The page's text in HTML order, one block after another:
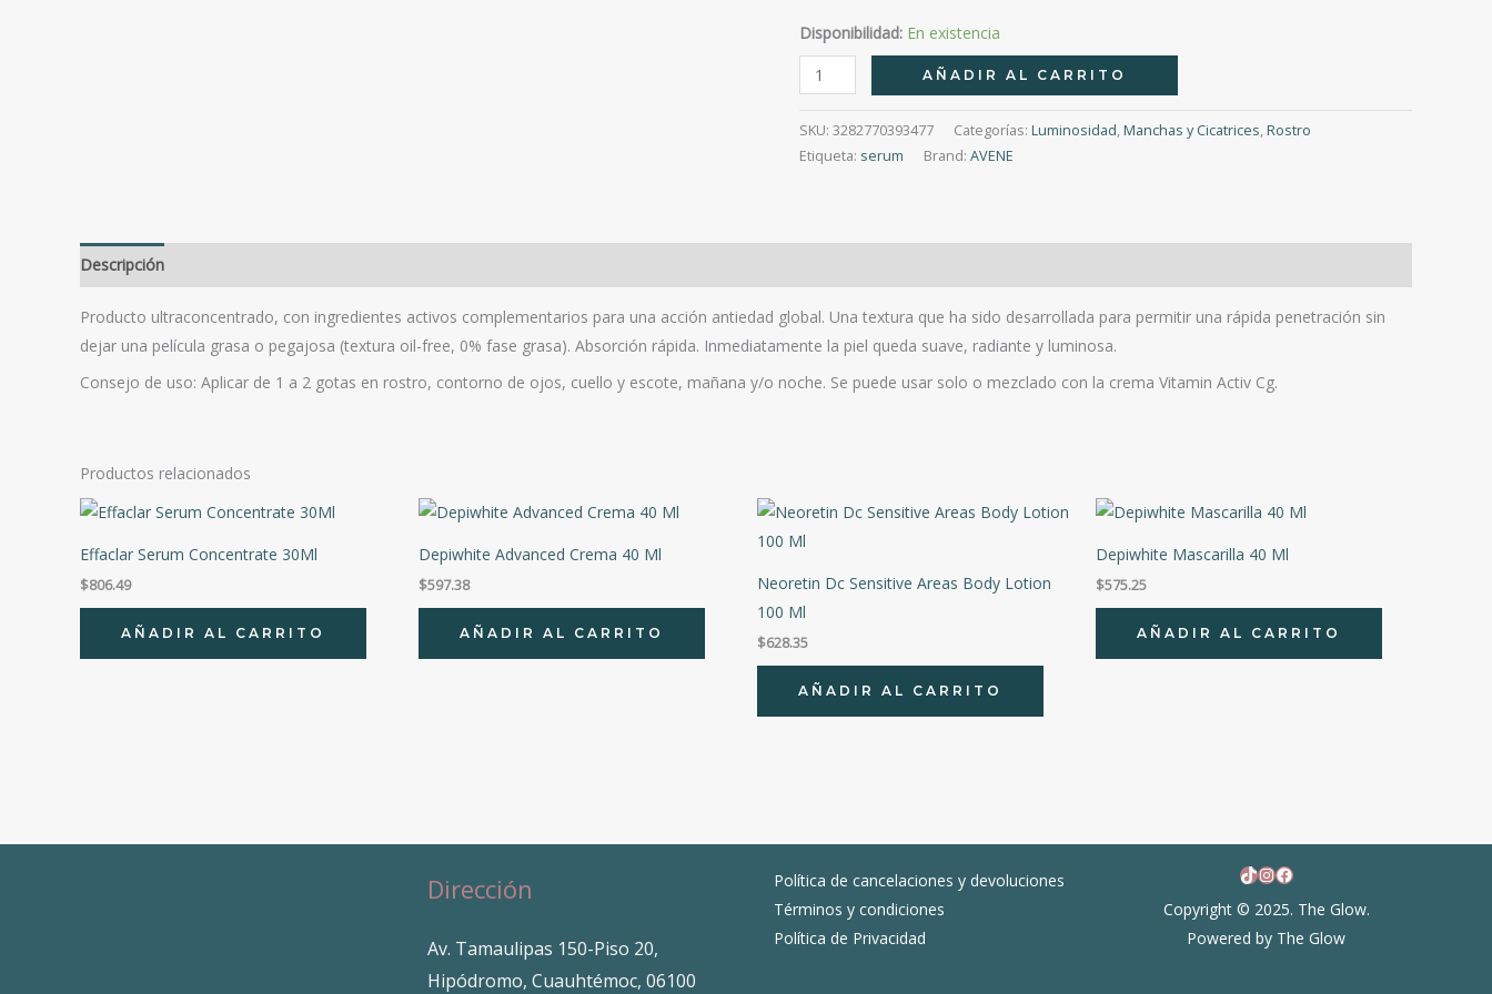
Disponibilidad: En existencia
Vitamin
Activ
Cg
Serum
30Ml
AÑADIR AL CARRITO
SKU: 3282770393477 Categorías: Luminosidad,Manchas y Cicatrices,Rostro
Etiqueta: serum Brand: AVENE
Descripción
Producto ultraconcentrado, con ingredientes activos complementarios para una acción antiedad global. Una textura que ha sido desarrollada para permitir una rápida penetración sin
dejar una película grasa o pegajosa (textura oil-free, 0% fase grasa). Absorción rápida. Inmediatamente la piel queda suave, radiante y luminosa.
Consejo de uso: Aplicar de 1 a 2 gotas en rostro, contorno de ojos, cuello y escote, mañana y/o noche. Se puede usar solo o mezclado con la crema Vitamin Activ Cg.
Productos relacionados
Effaclar Serum Concentrate 30Ml
$806.49
AÑADIR AL CARRITO
Depiwhite Advanced Crema 40 Ml
$597.38
AÑADIR AL CARRITO
Neoretin Dc Sensitive Areas Body Lotion
100 Ml
$628.35
AÑADIR AL CARRITO
Depiwhite Mascarilla 40 Ml
$575.25
AÑADIR AL CARRITO
Dirección
Av. Tamaulipas 150-Piso 20,
Hipódromo, Cuauhtémoc, 06100
Política de cancelaciones y devoluciones
Términos y condiciones
Política de Privacidad
TikTok
Instagram
Facebook
Copyright © 2025. The Glow.
Powered by The Glow